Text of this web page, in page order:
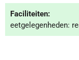
Faciliteiten:
eetgelegenheden: